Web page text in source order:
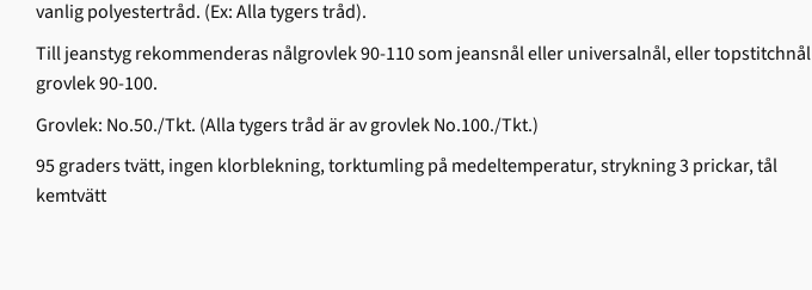
vanlig polyestertråd. (Ex: Alla tygers tråd).
Till jeanstyg rekommenderas nålgrovlek 90-110 som jeansnål eller universalnål, eller topstitchnål
grovlek 90-100.
Grovlek: No.50./Tkt. (Alla tygers tråd är av grovlek No.100./Tkt.)
95 graders tvätt, ingen klorblekning, torktumling på medeltemperatur, strykning 3 prickar, tål
kemtvätt